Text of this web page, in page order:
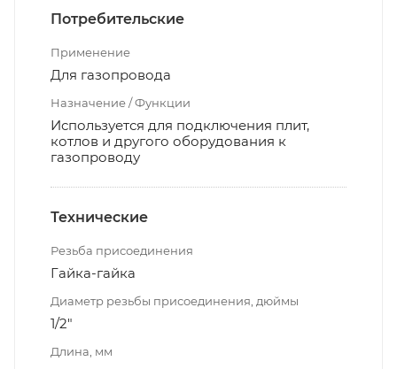
Потребительские
Применение
Для газопровода
Назначение / Функции
Используется для подключения плит,
котлов и другого оборудования к
газопроводу
Технические
Резьба присоединения
Гайка-гайка
Диаметр резьбы присоединения, дюймы
1/2"
Длина, мм